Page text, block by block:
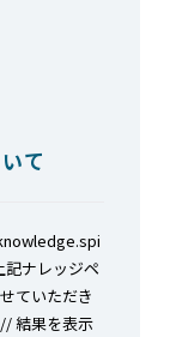
て
ナレッジペ
ていただき
結果を表示